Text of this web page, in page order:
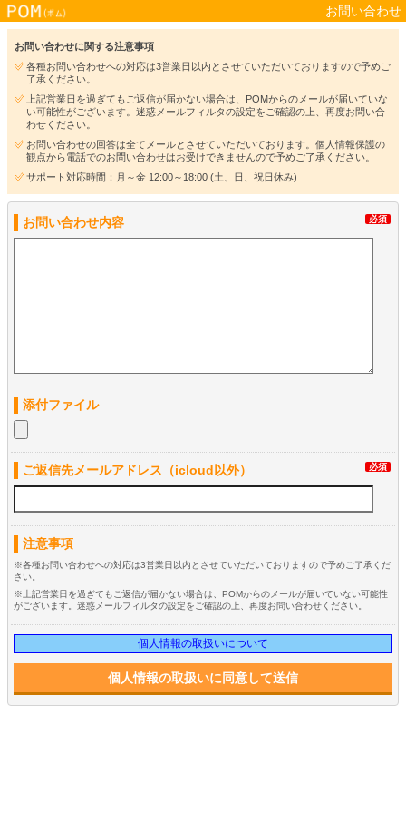
お問い合わせ
お問い合わせに関する注意事項
各種お問い合わせへの対応は3営業日以内とさせていただいておりますので予めご
了承ください。
上記営業日を過ぎてもご返信が届かない場合は、POMからのメールが届いていな
い可能性がございます。迷惑メールフィルタの設定をご確認の上、再度お問い合
わせください。
お問い合わせの回答は全てメールとさせていただいております。個人情報保護の
観点から電話でのお問い合わせはお受けできませんので予めご了承ください。
サポート対応時間：月～金 12:00～18:00 (土、日、祝日休み)
お問い合わせ内容 必須
添付ファイル
ご返信先メールアドレス（icloud以外） 必須
注意事項
※各種お問い合わせへの対応は3営業日以内とさせていただいておりますので予めご了承くだ
さい。
※上記営業日を過ぎてもご返信が届かない場合は、POMからのメールが届いていない可能性
がございます。迷惑メールフィルタの設定をご確認の上、再度お問い合わせください。
個人情報の取扱いについて